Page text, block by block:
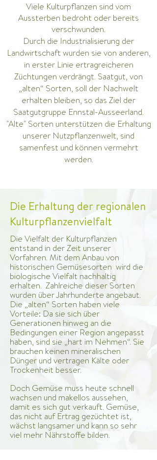
Viele Kulturpflanzen sind vom
Aussterben bedroht oder bereits
verschwunden.
Durch die Industrialisierung der
Landwirtschaft wurden sie von anderen,
in erster Linie ertragreicheren
Züchtungen verdrängt. Saatgut, von
„alten“ Sorten, soll der Nachwelt
erhalten bleiben, so das Ziel der
Saatgutgruppe Ennstal-Ausseerland.
"Alte" Sorten unterstützen die Erhaltung
unserer Nutzpflanzenwelt, sind
samenfest und können vermehrt
werden.
Die Erhaltung der regionalen
Kulturpflanzenvielfalt
Die Vielfalt der Kulturpflanzen
entstand in der Zeit unserer
Vorfahren. Mit dem Anbau von
historischen Gemüsesorten wird die
biologische Vielfalt nachhaltig
erhalten. Zahlreiche dieser Sorten
wurden über Jahrhunderte angebaut.
Die „alten“ Sorten haben viele
Vorteile: Da sie sich über
Generationen hinweg an die
Bedingungen einer Region angepasst
haben, sind sie „hart im Nehmen“. Sie
brauchen keinen mineralischen
Dünger und vertragen Kälte oder
Trockenheit besser.
Doch Gemüse muss heute schnell
wachsen und makellos aussehen,
damit es sich gut verkauft. Gemüse,
das nicht auf Ertrag gezüchtet ist,
wächst langsamer und kann so sehr
viel mehr Nährstoffe bilden.